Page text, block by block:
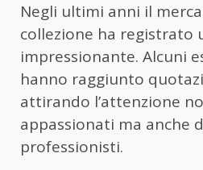
Negli ultimi anni il
collezione ha registrato
impressionante. Alcuni
hanno raggiunto
attirando l’attenzione
appassionati ma anche
professionisti.